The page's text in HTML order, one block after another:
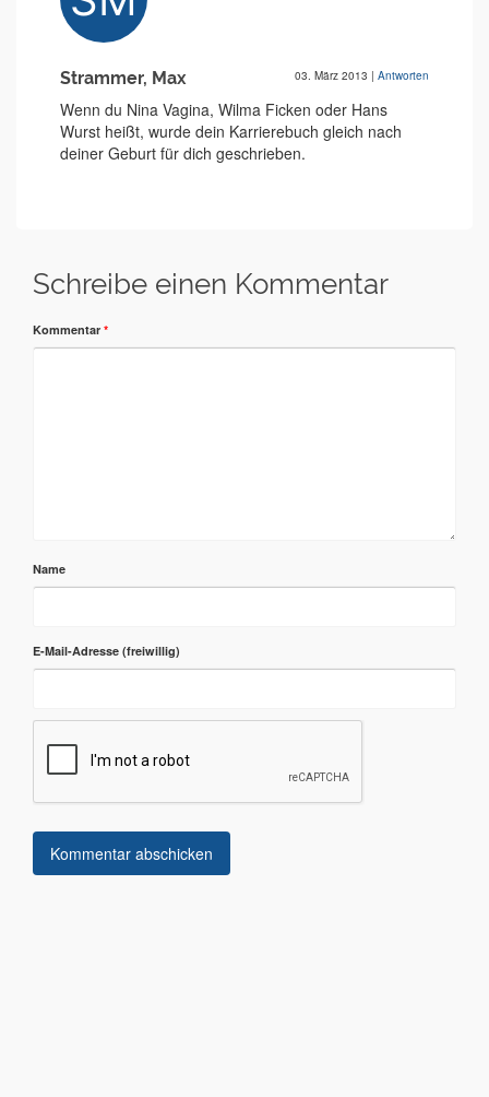
Strammer, Max 03. März 2013 | Antworten
Wenn du Nina Vagina, Wilma Ficken oder Hans
Wurst heißt, wurde dein Karrierebuch gleich nach
deiner Geburt für dich geschrieben.
Schreibe einen Kommentar
Kommentar *
Name
E-Mail-Adresse